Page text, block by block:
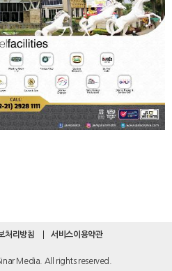
처리방침 서비스이용약관
Media. All rights reserved.